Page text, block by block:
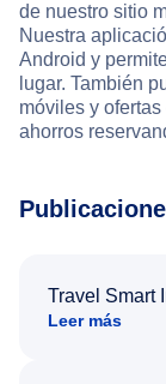
de nuestro sitio
Nuestra
Android y
lugar. También
móviles y
ahorros
Travel Smart
Leer más